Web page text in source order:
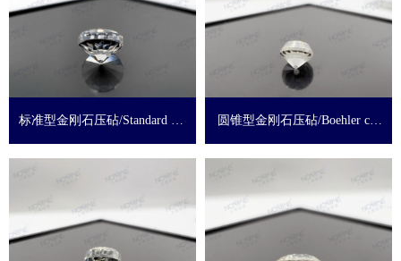
标准型金刚石压砧/Standard cut
圆锥型金刚石压砧/Boehler cut